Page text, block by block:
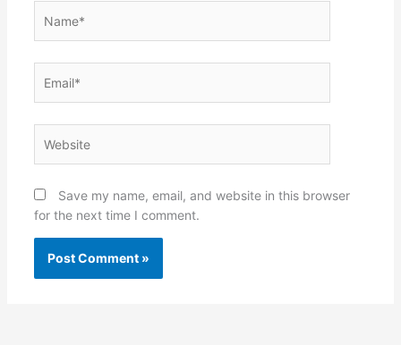
Save my name, email, and website in this browser
for the next time I comment.